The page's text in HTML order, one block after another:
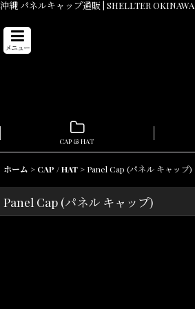
沖縄 パネルキャップ通販 | SHELLTER OKINAWA
メニュー
CAP & HAT
ホーム > CAP / HAT > Panel Cap (パネル キャップ)
Panel Cap (パネル キャップ)